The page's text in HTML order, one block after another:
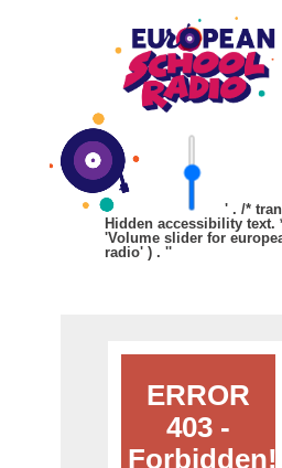
' . /*
Hidden accessibility text.
'Volume slider for
radio' ) . ''